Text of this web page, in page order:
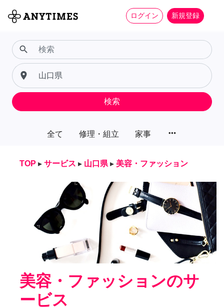
ログイン 新規登録
全て 修理・組立 家事 more_horiz
search
place
検索
TOP ▸ サービス ▸ 山口県 ▸ 美容・ファッション
美容・ファッションのサ
ービス